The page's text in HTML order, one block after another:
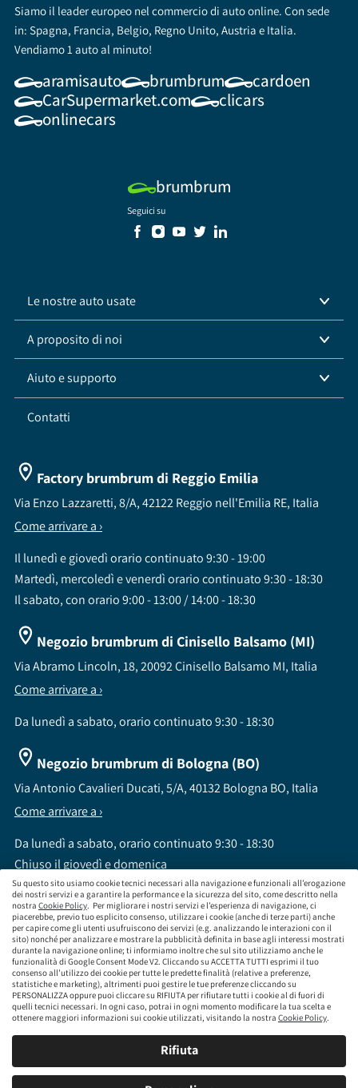
Su questo sito usiamo cookie tecnici necessari alla navigazione e funzionali all’erogazione
dei nostri servizi e a garantire la performance e la sicurezza del sito, come descritto nella
nostra Cookie Policy. Per migliorare i nostri servizi e l’esperienza di navigazione, ci
piacerebbe, previo tuo esplicito consenso, utilizzare i cookie (anche di terze parti) anche
per capire come gli utenti usufruiscono dei servizi (e.g. analizzando le interazioni con il
sito) nonché per analizzare e mostrare la pubblicità definita in base agli interessi mostrati
durante la navigazione online; ti informiamo inoltre che sul sito utilizziamo anche le
funzionalità di Google Consent Mode V2. Cliccando su ACCETTA TUTTI esprimi il tuo
consenso all’utilizzo dei cookie per tutte le predette finalità (relative a preferenze,
statistiche e marketing), altrimenti puoi gestire le tue preferenze cliccando su
PERSONALIZZA oppure puoi cliccare su RIFIUTA per rifiutare tutti i cookie al di fuori di
quelli tecnici necessari. In ogni caso, potrai in ogni momento modificare la tua scelta e
ottenere maggiori informazioni sui cookie utilizzati, visitando la nostra Cookie Policy.
Rifiuta
Siamo il leader europeo nel commercio di auto online. Con sede
in: Spagna, Francia, Belgio, Regno Unito, Austria e Italia.
Vendiamo 1 auto al minuto!
aramisauto brumbrum
cardoen
CarSupermarket.com
clicars
onlinecars
brumbrum
Seguici su
Le nostre auto usate
A proposito di noi
Aiuto e supporto
Contatti
Factory brumbrum di Reggio Emilia
Via Enzo Lazzaretti, 8/A, 42122 Reggio nell'Emilia RE, Italia
Come arrivare a ›
Il lunedì e giovedì orario continuato 9:30 - 19:00
Martedì, mercoledì e venerdì orario continuato 9:30 - 18:30
Il sabato, con orario 9:00 - 13:00 / 14:00 - 18:30
Negozio brumbrum di Cinisello Balsamo (MI)
Via Abramo Lincoln, 18, 20092 Cinisello Balsamo MI, Italia
Come arrivare a ›
Da lunedì a sabato, orario continuato 9:30 - 18:30
Negozio brumbrum di Bologna (BO)
Via Antonio Cavalieri Ducati, 5/A, 40132 Bologna BO, Italia
Come arrivare a ›
Da lunedì a sabato, orario continuato 9:30 - 18:30
Chiuso il giovedì e domenica
brumbrum S.p.A a socio unico - CF / P.IVA 09323210964 - Numero REA: MI - 2083307 -
Capitale Sociale: Euro 218.547,65 i.v.
Sede Legale Via Leningrado 8, 20161 Milano MI
Società soggetta alla direzione e coordinamento di Aramis Group S.A.
Società soggetta al controllo IVASS, consulta gli estremi dell'iscrizione al sito
www.servizi.ivass.it